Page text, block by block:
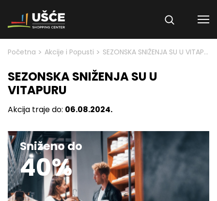
Skip to content
Početna > Akcije i Popusti > SEZONSKA SNIŽENJA SU U VITAPURU
SEZONSKA SNIŽENJA SU U
VITAPURU
Akcija traje do: 06.08.2024.
Sniženo do
40%